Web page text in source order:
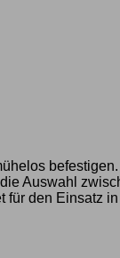
Auswahl
den Einsatz